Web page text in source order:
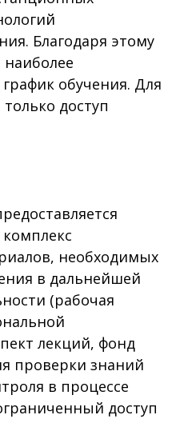
Благодаря этому
обучения. Для
доступ
необходимых
в дальнейшей
(рабочая
лекций, фонд
проверки знаний
в процессе
доступ